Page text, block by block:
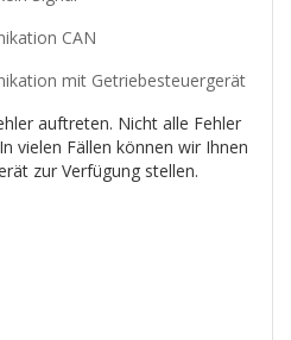
CAN
mit Getriebesteuergerät
auftreten. Nicht alle Fehler
vielen Fällen können wir Ihnen
zur Verfügung stellen.